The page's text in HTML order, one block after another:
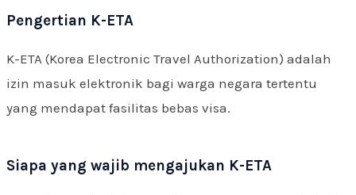
Pengertian K-ETA
K-ETA (Korea Electronic Travel Authorization) adalah
izin masuk elektronik bagi warga negara tertentu
yang mendapat fasilitas bebas visa.
Siapa yang wajib mengajukan K-ETA